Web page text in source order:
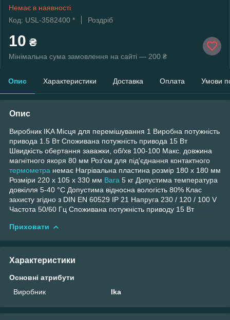
Немає в наявності
Код: USL-3582400 *
Роздріб
10 ₴
Мінімальна сума замовлення на сайті — 200 ₴
Опис Характеристики Доставка Оплата Умови
Опис
Виробник IKA Місця для перемішування 1 Виробна потужність
привода 1.5 Вт Споживана потужність привода 15 Вт
Швидкість обертання заважки, об/хв 100-100 Макс. довжина
магнітного якоря 80 мм Роз'єм для під'єднання контактного
термометра немає Нагрівальна пластина розмір 180 x 180 мм
Розміри 220 x 105 x 330 мм Вага 5 кг Допустима температура
довкілля 5-40 °C Допустима відносна вологість 80% Клас
захисту згідно з DIN EN 60529 IP 21 Напруга 230 / 120 / 100 V
Частота 50/60 Гц Споживана потужність приводу 15 Вт
Приховати
Характеристики
Основні атрибути
Виробник
Ika